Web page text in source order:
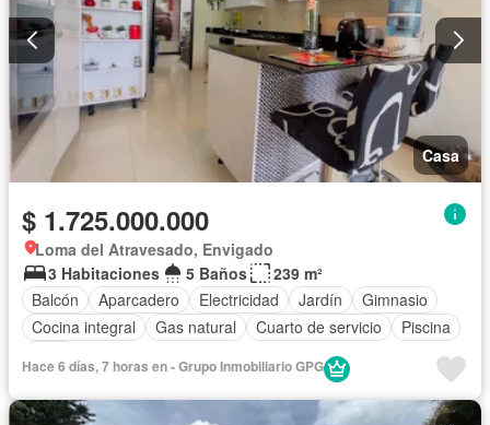
Casa
$ 1.725.000.000
Loma del Atravesado, Envigado
3 Habitaciones
5 Baños
239 m²
Balcón
Aparcadero Electricidad Jardín
Gimnasio
Cocina integral
Gas natural Cuarto de servicio
Piscina
Hace 6 días, 7 horas en - Grupo Inmobiliario GPG